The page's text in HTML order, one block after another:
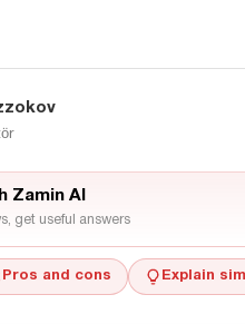
Zamin AI
get useful answers
Pros and cons Explain